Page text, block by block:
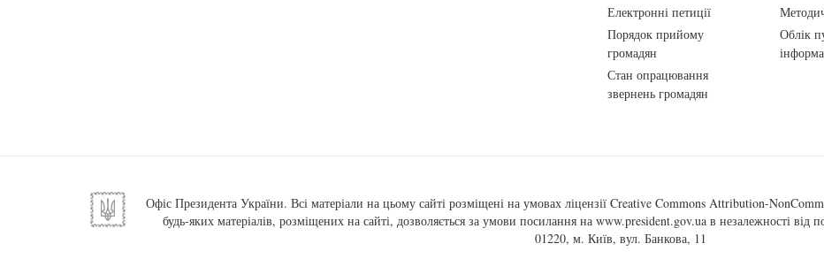
Електронні петиції
Порядок прийому
громадян
Стан опрацювання
звернень громадян
Облік
Офіс Президента України. Всі матеріали на цьому сайті розміщені на умовах ліцензії Creative Commons Attribution-
будь-яких матеріалів, розміщених на сайті, дозволяється за умови посилання на www.president.gov.ua в незалежності від
01220, м. Київ, вул. Банкова, 11